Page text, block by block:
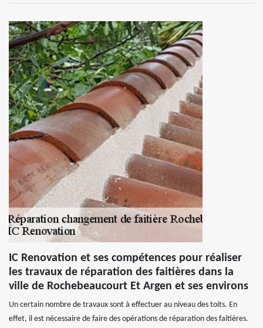
IC Renovation et ses compétences pour réaliser
les travaux de réparation des faitières dans la
ville de Rochebeaucourt Et Argen et ses environs
Un certain nombre de travaux sont à effectuer au niveau des toits. En
effet, il est nécessaire de faire des opérations de réparation des faitières.